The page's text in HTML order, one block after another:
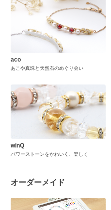
aco
あこや真珠と天然石のめぐり会い
winQ
パワーストーンをかわいく、楽しく
オーダーメイド